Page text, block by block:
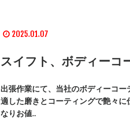
2025.01.07
スイフト、ボディーコ
出張作業にて、当社のボディーコー
適した磨きとコーティングで艶々
なりお値..